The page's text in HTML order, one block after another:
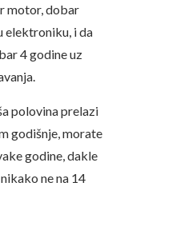
motor, dobar
elektroniku, i da
4 godine uz
polovina prelazi
godišnje, morate
godine, dakle
ne na 14